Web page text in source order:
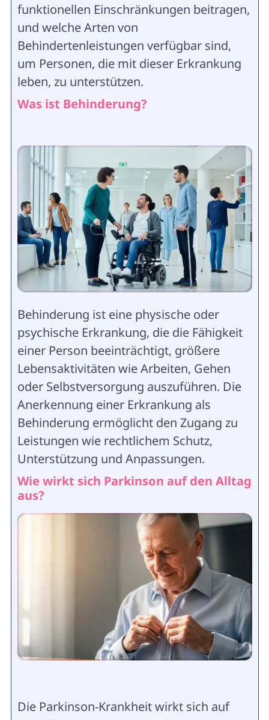
funktionellen Einschränkungen beitragen,
und welche Arten von
Behindertenleistungen verfügbar sind,
um Personen, die mit dieser Erkrankung
leben, zu unterstützen.
Was ist Behinderung?
Behinderung ist eine physische oder
psychische Erkrankung, die die Fähigkeit
einer Person beeinträchtigt, größere
Lebensaktivitäten wie Arbeiten, Gehen
oder Selbstversorgung auszuführen. Die
Anerkennung einer Erkrankung als
Behinderung ermöglicht den Zugang zu
Leistungen wie rechtlichem Schutz,
Unterstützung und Anpassungen.
Wie wirkt sich Parkinson auf den Alltag
aus?
Die Parkinson-Krankheit wirkt sich auf